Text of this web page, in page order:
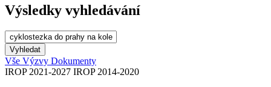
Výsledky vyhledávání
Vše Výzvy Dokumenty
IROP 2021-2027 IROP 2014-2020